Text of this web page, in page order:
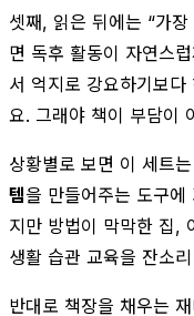
셋째, 읽은 뒤에는 “가
면 독후 활동이 자연스
서 억지로 강요하기보
요. 그래야 책이 부담이
상황별로 보면 이 세트
템을 만들어주는 도구
지만 방법이 막막한 집,
생활 습관 교육을 잔소
반대로 책장을 채우는